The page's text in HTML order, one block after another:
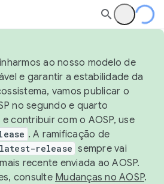
ao nosso modelo de
e garantir a estabilidade da
vamos publicar o
no segundo e quarto
contribuir com o AOSP, use
. A ramificação de
release sempre vai
recente enviada ao AOSP.
consulte Mudanças no AOSP.